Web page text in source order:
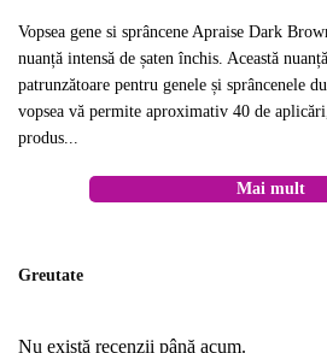
Vopsea gene si sprâncene Apraise Dark
nuanță intensă de șaten închis. Această
patrunzătoare pentru genele și sprâncenele
vopsea vă permite aproximativ 40 de
produs...
Mai mult
Greutate
Nu există recenzii până acum.